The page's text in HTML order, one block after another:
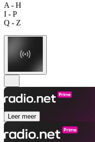
A - H
I - P
Q - Z
Leer meer